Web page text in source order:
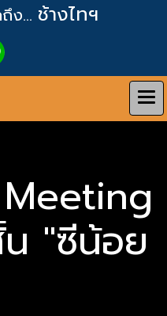
ง... ช้างไทฯ
"ซีน้อย